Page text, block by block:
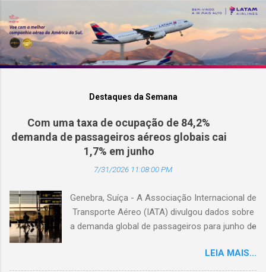
Destaques da Semana
Com uma taxa de ocupação de 84,2%
demanda de passageiros aéreos globais cai
1,7% em junho
7/31/2026 11:08:00 PM
Genebra, Suíça - A Associação Internacional de
Transporte Aéreo (IATA) divulgou dados sobre
a demanda global de passageiros para junho de
passageiros-quilômetro pagos (RPK), caiu 1,7%
em comparação com junho de 2025. Excluindo
LEIA MAIS...